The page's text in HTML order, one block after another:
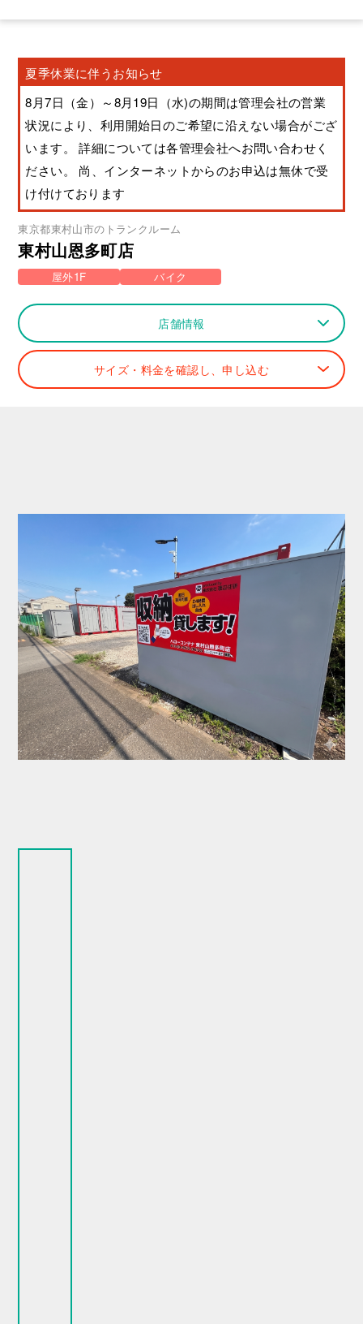
夏季休業に伴うお知らせ
8月7日（金）～8月19日（水)の期間は管理会社の営業
状況により、利用開始日のご希望に沿えない場合がござ
います。 詳細については各管理会社へお問い合わせく
ださい。 尚、インターネットからのお申込は無休で受
け付けております
東京都東村山市のトランクルーム
東村山恩多町店
屋外1F バイク
店舗情報
サイズ・料金を確認し、申し込む